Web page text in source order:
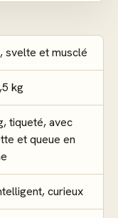
svelte et musclé
kg
tiqueté, avec
et queue en
curieux